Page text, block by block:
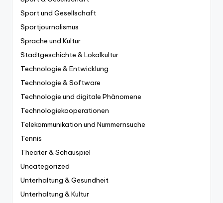
Sport und Gesellschaft
Sportjournalismus
Sprache und Kultur
Stadtgeschichte & Lokalkultur
Technologie & Entwicklung
Technologie & Software
Technologie und digitale Phänomene
Technologiekooperationen
Telekommunikation und Nummernsuche
Tennis
Theater & Schauspiel
Uncategorized
Unterhaltung & Gesundheit
Unterhaltung & Kultur